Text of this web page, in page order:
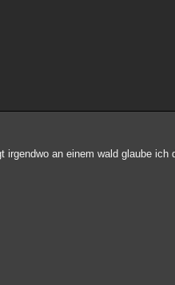
an einem wald glaube ich